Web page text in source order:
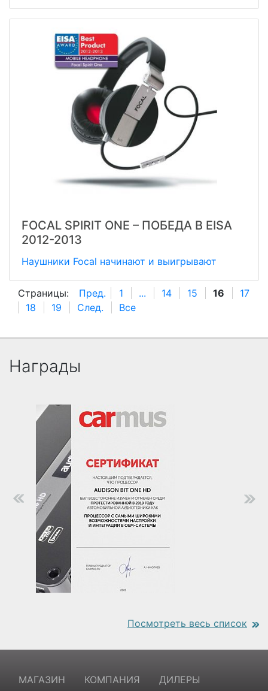
FOCAL SPIRIT ONE – ПОБЕДА В EISA
2012-2013
Наушники Focal начинают и выигрывают
Страницы: Пред. 1 ... 14 15 16
17
18
19 След. Все
Награды
Посмотреть весь список
МАГАЗИН КОМПАНИЯ ДИЛЕРЫ